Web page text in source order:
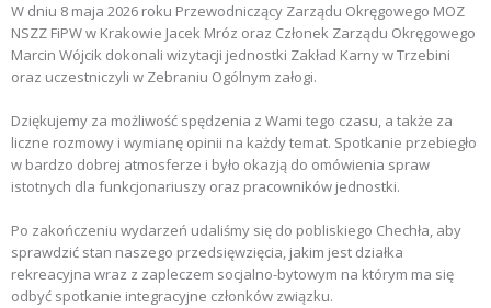
W dniu 8 maja 2026 roku Przewodniczący Zarządu Okręgowego MOZ
NSZZ FiPW w Krakowie Jacek Mróz oraz Członek Zarządu Okręgowego
Marcin Wójcik dokonali wizytacji jednostki Zakład Karny w Trzebini
oraz uczestniczyli w Zebraniu Ogólnym załogi.
Dziękujemy za możliwość spędzenia z Wami tego czasu, a także za
liczne rozmowy i wymianę opinii na każdy temat. Spotkanie przebiegło
w bardzo dobrej atmosferze i było okazją do omówienia spraw
istotnych dla funkcjonariuszy oraz pracowników jednostki.
Po zakończeniu wydarzeń udaliśmy się do pobliskiego Chechła, aby
sprawdzić stan naszego przedsięwzięcia, jakim jest działka
rekreacyjna wraz z zapleczem socjalno-bytowym na którym ma się
odbyć spotkanie integracyjne członków związku.